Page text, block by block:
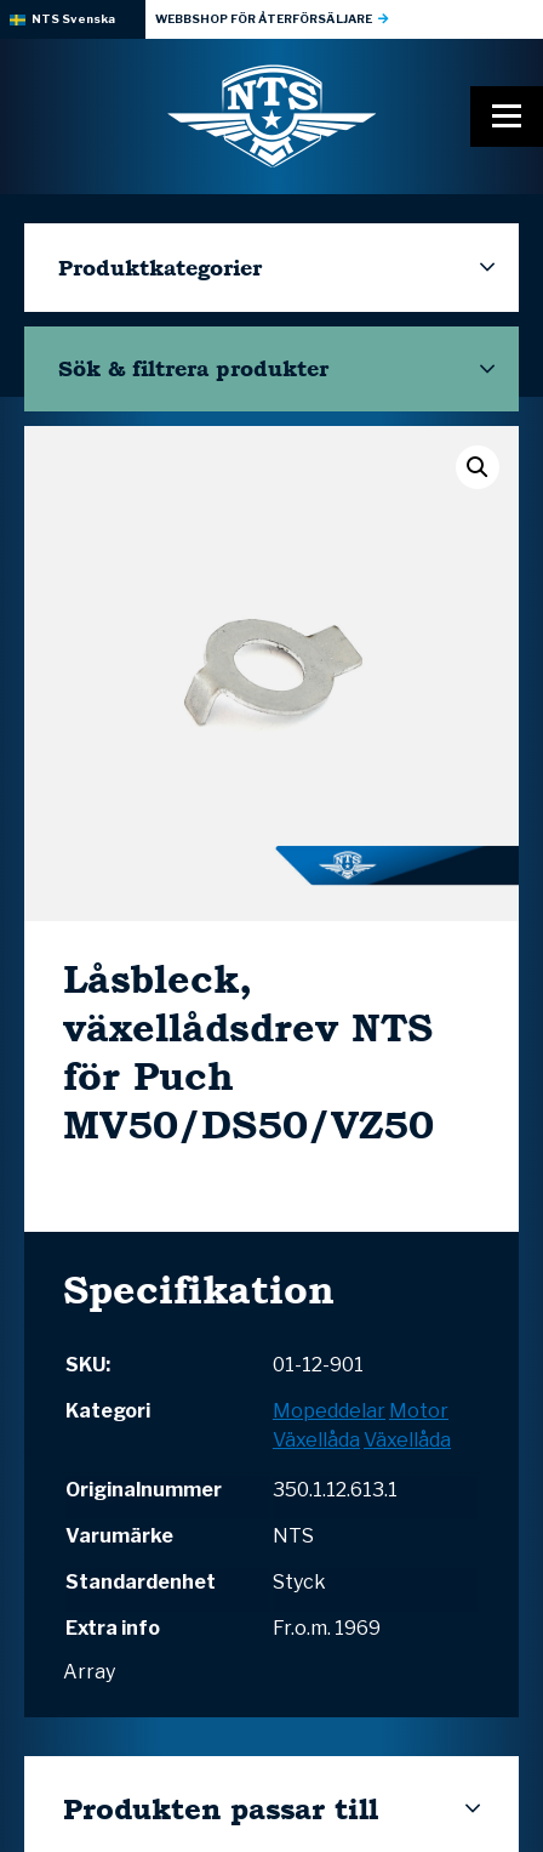
NTS Svenska WEBBSHOP FÖR ÅTERFÖRSÄLJARE
Produktkategorier
Sök & filtrera produkter
Låsbleck,
växellådsdrev NTS
för Puch
MV50/DS50/VZ50
Specifikation
SKU:
01-12-901
Kategori
Mopeddelar Motor
Växellåda Växellåda
Originalnummer
350.1.12.613.1
Varumärke
NTS
Standardenhet
Styck
Extra info
Fr.o.m. 1969
Array
Produkten passar till